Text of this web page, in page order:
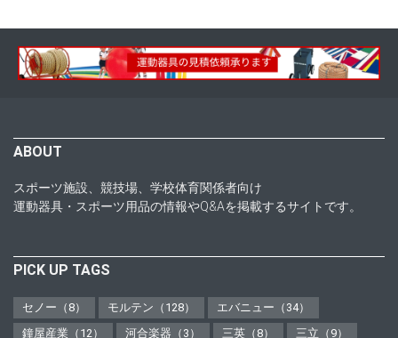
ABOUT
スポーツ施設、競技場、学校体育関係者向け
運動器具・スポーツ用品の情報やQ&Aを掲載するサイトです。
PICK UP TAGS
セノー（8） モルテン（128）
エバニュー（34）
鐘屋産業（12）
河合楽器（3） 三英（8）
三立（9）